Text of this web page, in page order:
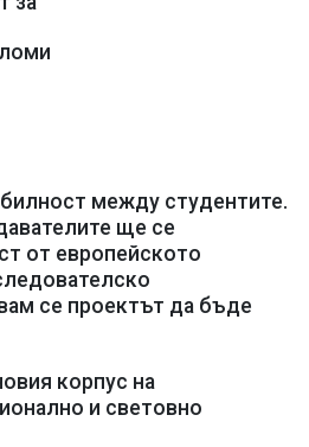
между студентите.
ще се
от европейското
се проектът да бъде
корпус на
и световно